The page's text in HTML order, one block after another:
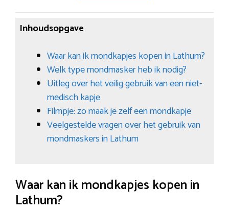
Inhoudsopgave
Waar kan ik mondkapjes kopen in Lathum?
Welk type mondmasker heb ik nodig?
Uitleg over het veilig gebruik van een niet-
medisch kapje
Filmpje: zo maak je zelf een mondkapje
Veelgestelde vragen over het gebruik van
mondmaskers in Lathum
Waar kan ik mondkapjes kopen in
Lathum?